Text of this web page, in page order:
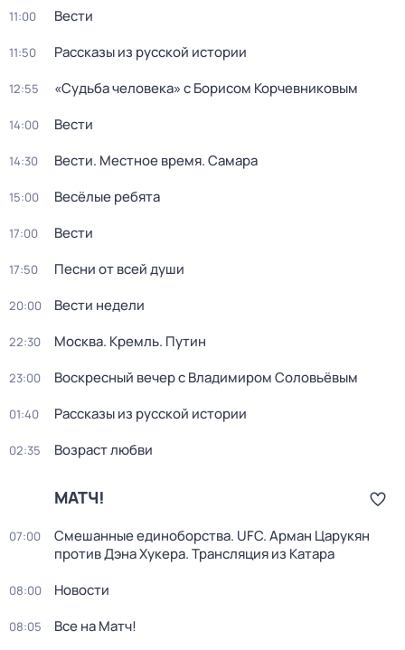
11:00 Вести
11:50 Рассказы из русской истории
12:55 «Судьба человека» с Борисом Корчевниковым
14:00 Вести
14:30 Вести. Местное время. Самара
15:00 Весёлые ребята
17:00 Вести
17:50 Песни от всей души
20:00 Вести недели
22:30 Москва. Кремль. Путин
23:00 Воскресный вечер с Владимиром Соловьёвым
01:40 Рассказы из русской истории
02:35 Возраст любви
МАТЧ!
07:00
Смешанные единоборства. UFC. Арман Царукян
против Дэна Хукера. Трансляция из Катара
08:00 Новости
08:05 Все на Матч!